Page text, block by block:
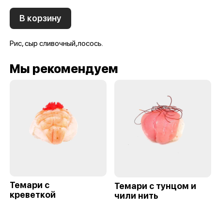
В корзину
Рис, сыр сливочный,лосось.
Мы рекомендуем
Темари с
креветкой
Темари с тунцом и
чили нить